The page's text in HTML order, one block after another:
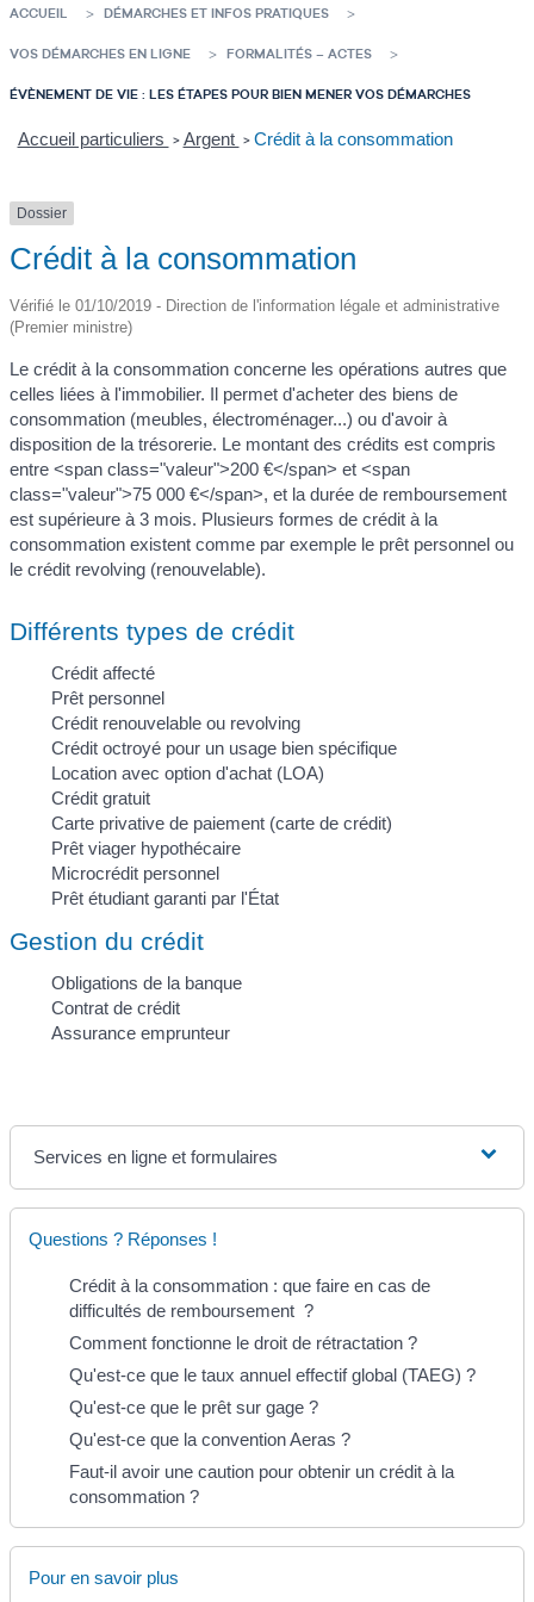
ACCUEIL DÉMARCHES ET INFOS PRATIQUES
VOS DÉMARCHES EN LIGNE FORMALITÉS – ACTES
ÉVÈNEMENT DE VIE : LES ÉTAPES POUR BIEN MENER VOS DÉMARCHES
Accueil particuliers > Argent > Crédit à la consommation
Dossier
Crédit à la consommation
Vérifié le 01/10/2019 - Direction de l'information légale et administrative
(Premier ministre)
Le crédit à la consommation concerne les opérations autres que
celles liées à l'immobilier. Il permet d'acheter des biens de
consommation (meubles, électroménager...) ou d'avoir à
disposition de la trésorerie. Le montant des crédits est compris
entre <span class="valeur">200 €</span> et <span
class="valeur">75 000 €</span>, et la durée de remboursement
est supérieure à 3 mois. Plusieurs formes de crédit à la
consommation existent comme par exemple le prêt personnel ou
le crédit revolving (renouvelable).
Différents types de crédit
Crédit affecté
Prêt personnel
Crédit renouvelable ou revolving
Crédit octroyé pour un usage bien spécifique
Location avec option d'achat (LOA)
Crédit gratuit
Carte privative de paiement (carte de crédit)
Prêt viager hypothécaire
Microcrédit personnel
Prêt étudiant garanti par l'État
Gestion du crédit
Obligations de la banque
Contrat de crédit
Assurance emprunteur
Services en ligne et formulaires
Questions ? Réponses !
Crédit à la consommation : que faire en cas de
difficultés de remboursement ?
Comment fonctionne le droit de rétractation ?
Qu'est-ce que le taux annuel effectif global (TAEG) ?
Qu'est-ce que le prêt sur gage ?
Qu'est-ce que la convention Aeras ?
Faut-il avoir une caution pour obtenir un crédit à la
consommation ?
Pour en savoir plus